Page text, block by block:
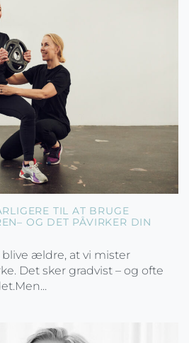
TIL AT BRUGE
OG DET PÅVIRKER DIN
blive ældre, at vi mister
Det sker gradvist – og ofte